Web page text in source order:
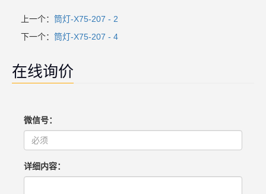
上一个： 筒灯-X75-207 - 2
下一个： 筒灯-X75-207 - 4
在线询价
微信号：
详细内容：